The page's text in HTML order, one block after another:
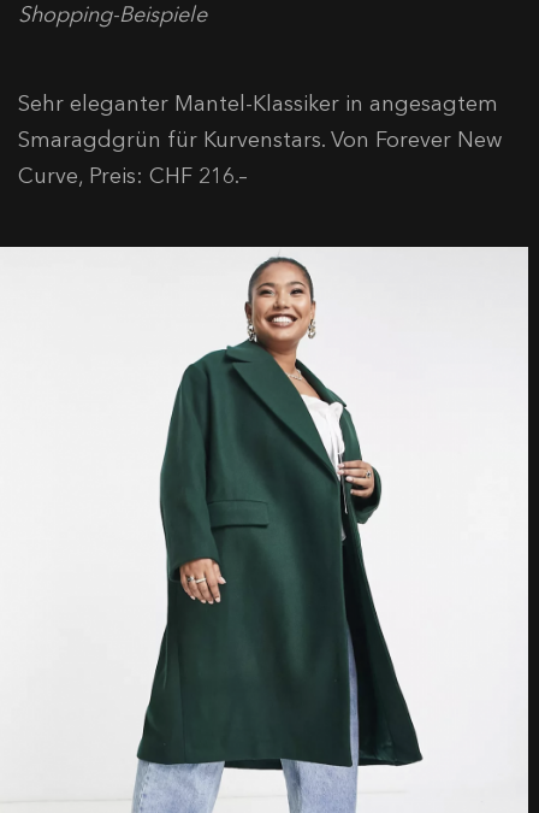
Shopping-Beispiele
Sehr eleganter Mantel-Klassiker in angesagtem
Smaragdgrün für Kurvenstars. Von Forever New
Curve, Preis: CHF 216.–